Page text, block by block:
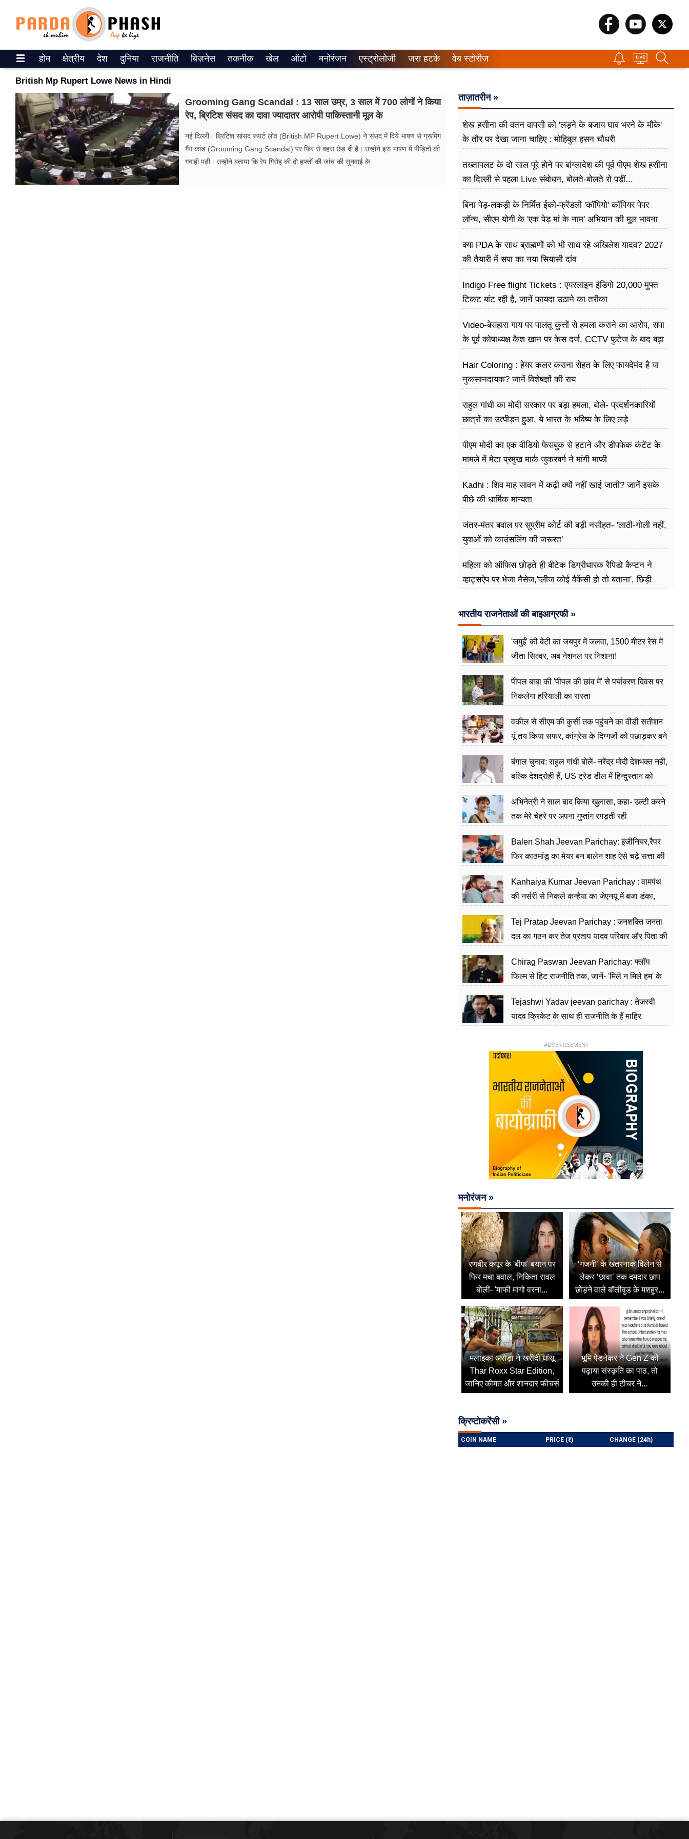
ePaper
वेब स्टोरीज
उत्तर प्रदेश
गैलरी
वीडियो
रिलेशनशिप
होम क्षेत्रीय देश दुनिया राजनीति बिज़नेस तकनीक खेल ऑटो मनोरंजन एस्ट्रोलोजी जरा हटके वेब स्टोरीज
British Mp Rupert Lowe News in Hindi
Grooming Gang Scandal : 13 साल उम्र, 3 साल में 700 लोगों ने किया
रेप, ब्रिटिश संसद का दावा ज्यादातर आरोपी पाकिस्तानी मूल के
नई दिल्ली। ब्रिटिश सांसद रूपर्ट लोव (British MP Rupert Lowe) ने संसद में दिये भाषण से ग्रूमिंग
गैंग कांड (Grooming Gang Scandal) पर फिर से बहस छेड़ दी है। उन्होंने इस भाषण में पीड़ितों की
गवाही पढ़ी। उन्होंने बताया कि रेप गिरोह की दो हफ्तों की जांच की सुनवाई के
ताज़ातरीन »
शेख हसीना की वतन वापसी को 'लड़ने के बजाय घाव भरने के मौके'
के तौर पर देखा जाना चाहिए : मोहिबुल हसन चौधरी
तख्तापलट के दो साल पूरे होने पर बांग्लादेश की पूर्व पीएम शेख हसीना
का दिल्ली से पहला Live संबोधन, बोलते-बोलते रो पड़ीं...
बिना पेड़-लकड़ी के निर्मित ईको-फ्रेंडली 'कॉपियो' कॉपियर पेपर
लॉन्च, सीएम योगी के 'एक पेड़ मां के नाम' अभियान की मूल भावना
क्या PDA के साथ ब्राह्मणों को भी साध रहे अखिलेश यादव? 2027
की तैयारी में सपा का नया सियासी दांव
Indigo Free flight Tickets : एयरलाइन इंडिगो 20,000 मुफ्त
टिकट बांट रही है, जानें फायदा उठाने का तरीका
Video-बेसहारा गाय पर पालतू कुत्तों से हमला कराने का आरोप, सपा
के पूर्व कोषाध्यक्ष कैश खान पर केस दर्ज, CCTV फुटेज के बाद बढ़ा
Hair Coloring : हेयर कलर कराना सेहत के लिए फायदेमंद है या
नुकसानदायक? जानें विशेषज्ञों की राय
राहुल गांधी का मोदी सरकार पर बड़ा हमला, बोले- प्रदर्शनकारियों
छात्रों का उत्पीड़न हुआ, ये भारत के भविष्य के लिए लड़े
पीएम मोदी का एक वीडियो फेसबुक से हटाने और डीपफेक कंटेंट के
मामले में मेटा प्रमुख मार्क जुकरबर्ग ने मांगी माफी
Kadhi : शिव माह सावन में कढ़ी क्यों नहीं खाई जाती? जानें इसके
पीछे की धार्मिक मान्यता
जंतर-मंतर बवाल पर सुप्रीम कोर्ट की बड़ी नसीहत- 'लाठी-गोली नहीं,
युवाओं को काउंसलिंग की जरूरत'
महिला को ऑफिस छोड़ते ही बीटेक डिग्रीधारक रैपिडो कैप्टन ने
व्हाट्सऐप पर भेजा मैसेज,'प्लीज कोई वैकेंसी हो तो बताना', छिड़ी
भारतीय राजनेताओं की बाइआग्रफी »
'जमुई' की बेटी का जयपुर में जलवा, 1500 मीटर रेस में
जीता सिल्वर, अब नेशनल पर निशाना!
पीपल बाबा की 'पीपल की छांव में' से पर्यावरण दिवस पर
निकलेगा हरियाली का रास्ता
वकील से सीएम की कुर्सी तक पहुंचने का वीडी सतीशन
यूं तय किया सफर, कांग्रेस के दिग्गजों को पछाड़कर बने
बंगाल चुनाव: राहुल गांधी बोलें- नरेंद्र मोदी देशभक्त नहीं,
बल्कि देशद्रोही हैं, US ट्रेड डील में हिन्दुस्तान को
अभिनेत्री ने साल बाद किया खुलासा, कहा- उल्टी करने
तक मेरे चेहरे पर अपना गुप्तांग रगड़ती रही
Balen Shah Jeevan Parichay: इंजीनियर,रैपर
फिर काठमांडू का मेयर बन बालेन शाह ऐसे चढ़े सत्ता की
Kanhaiya Kumar Jeevan Parichay : वामपंथ
की नर्सरी से निकले कन्हैया का जेएनयू में बजा डंका,
Tej Pratap Jeevan Parichay : जनशक्ति जनता
दल का गठन कर तेज प्रताप यादव परिवार और पिता की
Chirag Paswan Jeevan Parichay: फ्लॉप
फिल्म से हिट राजनीति तक, जानें- 'मिले न मिले हम' के
Tejashwi Yadav jeevan parichay : तेजस्वी
यादव क्रिकेट के साथ ही राजनीति के हैं माहिर
ADVERTISEMENT
मनोरंजन »
रणबीर कपूर के 'बीफ' बयान पर
फिर मचा बवाल, निकिता रावल
बोलीं- 'माफी मांगो वरना...
‘गजनी’ के खतरनाक विलेन से
लेकर ‘छावा’ तक दमदार छाप
छोड़ने वाले बॉलीवुड के मशहूर...
मलाइका अरोड़ा ने खरीदी धांसू
Thar Roxx Star Edition,
जानिए कीमत और शानदार फीचर्स
भूमि पेडनेकर ने Gen Z को
पढ़ाया संस्कृति का पाठ, तो
उनकी ही टीचर ने...
क्रिप्टोकरेंसी »